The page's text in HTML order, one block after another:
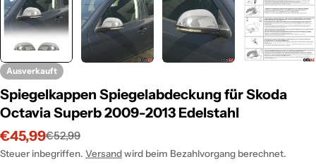
Ausverkauft
Spiegelkappen Spiegelabdeckung für Skoda
Octavia Superb 2009-2013 Edelstahl
Verkaufspreis
€45,99
Regulärer
Preis
€52,99
Steuer inbegriffen. Versandwird beim Bezahlvorgang berechnet.